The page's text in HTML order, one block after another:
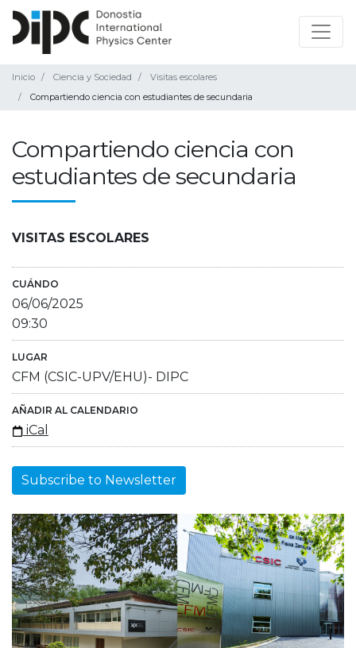
Inicio Ciencia y Sociedad
Visitas escolares
Compartiendo ciencia con estudiantes de secundaria
Compartiendo ciencia con
estudiantes de secundaria
VISITAS ESCOLARES
CUÁNDO
06/06/2025
09:30
LUGAR
CFM (CSIC-UPV/EHU)- DIPC
AÑADIR AL CALENDARIO
iCal
Subscribe to Newsletter